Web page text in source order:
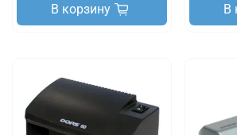
В корзину В